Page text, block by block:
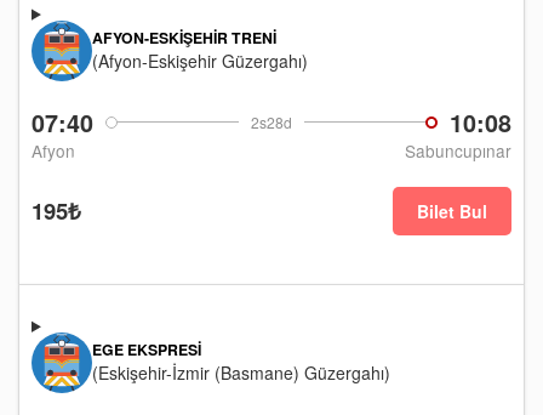
07:40 2s28d 10:08
Afyon Sabuncupınar
AFYON-ESKIŞEHIR TRENI
(Afyon-Eskişehir Güzergahı)
195₺ Bilet Bul
EGE EKSPRESI
(Eskişehir-İzmir (Basmane) Güzergahı)